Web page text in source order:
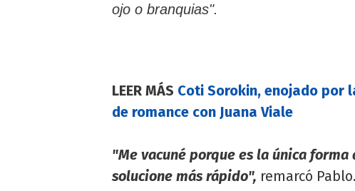
ojo o branquias".
LEER MÁS Coti Sorokin, enojado por
de romance con Juana Viale
"Me vacuné porque es la única
solucione más rápido", remarcó Pablo.